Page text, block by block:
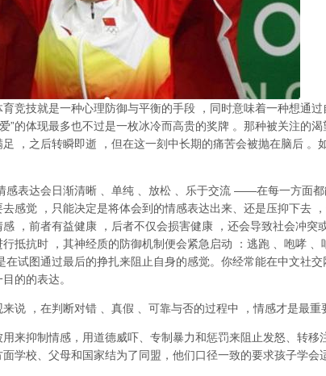
竞技就是一种心理防御与平衡的手段 ，同时意味着一种想通
爱”的体现最多也不过是一枚冰冷而高贵的奖牌 。那种被关注的渴
，之后转瞬即逝 ，但在这一刻中长期的痛苦会被抛在脑后 。
感表达会日渐清晰 、单纯 、放松 、乐于交流 ——在每一方面
去感觉
，只能决定是将体会到的情感表达出来、还是压抑下去
感
，前者有益健康 ，后者不仅会损害健康 ，还会导致社会冲突
行抵抗时
，其神经质的防御机制便会紧急启动 ：逃跑 、咆哮
在试图通过最后的挣扎来阻止自身的感觉。你经常能在中文社
的的表达。
来说 ，在判断对错 、真假 、可靠与否的过程中 ，情感才是最重
来抑制情感，用道德威吓、专制暴力和惩罚来阻止发怒、转移
学校、父母和国家结为了同盟，他们口径一致的要求孩子学会